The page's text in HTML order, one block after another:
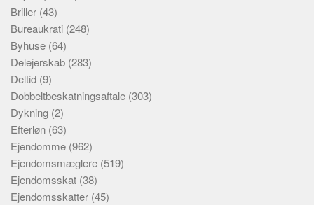
Briller (43)
Bureaukrati (248)
Byhuse (64)
Delejerskab (283)
Deltid (9)
Dobbeltbeskatningsaftale (303)
Dykning (2)
Efterløn (63)
Ejendomme (962)
Ejendomsmæglere (519)
Ejendomsskat (38)
Ejendomsskatter (45)